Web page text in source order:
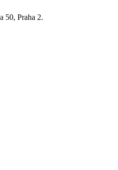
50, Praha 2.